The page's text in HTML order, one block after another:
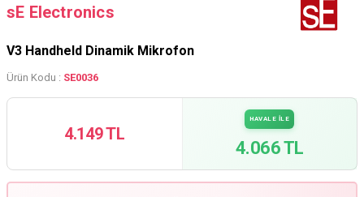
sE Electronics
V3 Handheld Dinamik Mikrofon
Ürün Kodu : SE0036
4.149 TL
HAVALE İLE
4.066 TL